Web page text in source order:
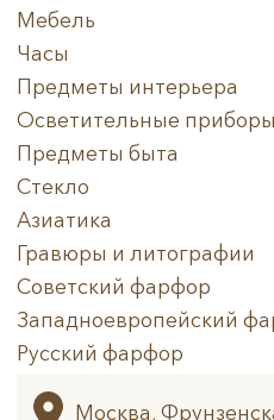
Мебель
Часы
Предметы интерьера
Осветительные приборы
Предметы быта
Стекло
Азиатика
Гравюры и литографии
Советский фарфор
Западноевропейский
Русский фарфор
Архив
Москва,